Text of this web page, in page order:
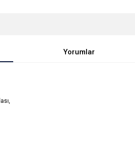
Yorumlar